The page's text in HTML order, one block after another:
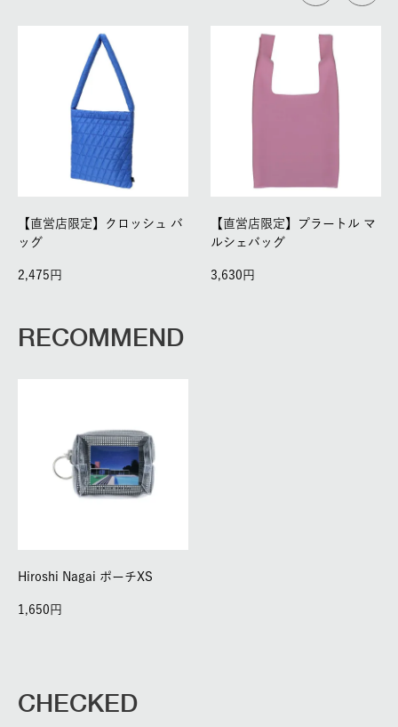
【直営店限定】クロッシュ バ
ッグ
2,475
【直営店限定】プラートル マ
ルシェバッグ
3,630
RECOMMEND
Hiroshi Nagai ポーチXS
1,650
CHECKED